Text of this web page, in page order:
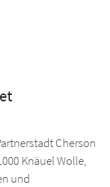
Cherson
Knäuel Wolle,
und